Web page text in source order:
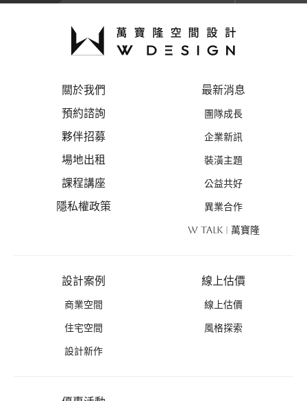
關於我們
預約諮詢
夥伴招募
場地出租
課程講座
隱私權政策
最新消息
團隊成長
企業新訊
裝潢主題
公益共好
異業合作
W TALK | 萬寶隆
設計案例
商業空間
住宅空間
設計新作
線上估價
線上估價
風格探索